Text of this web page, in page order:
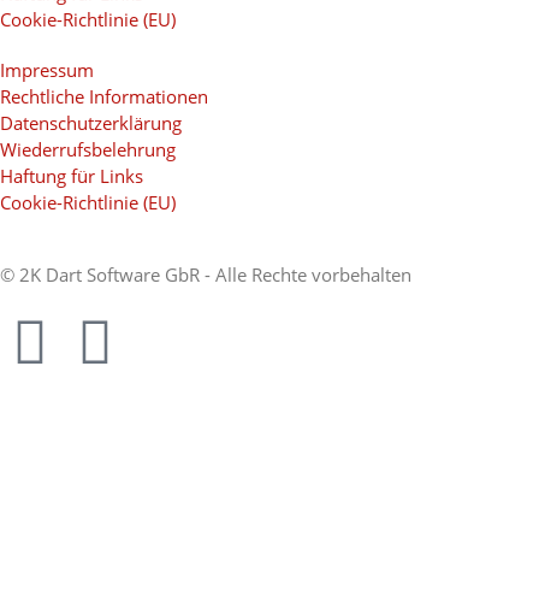
Cookie-Richtlinie (EU)
Impressum
Rechtliche Informationen
Datenschutzerklärung
Wiederrufsbelehrung
Haftung für Links
Cookie-Richtlinie (EU)
© 2K Dart Software GbR - Alle Rechte vorbehalten